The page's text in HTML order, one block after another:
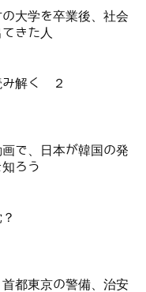
の大学を卒業後、社会
きた人
み解く ２
で、日本が韓国の発
ろう
都東京の警備、治安